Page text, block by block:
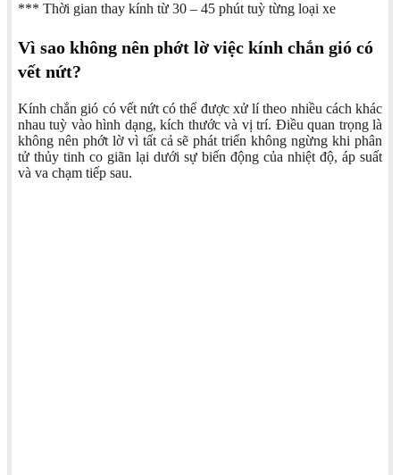
*** Thời gian thay kính từ 30 – 45 phút tuỳ từng loại xe
Vì sao không nên phớt lờ việc kính chắn gió có
vết nứt?
Kính chắn gió có vết nứt có thể được xử lí theo nhiều cách khác
nhau tuỳ vào hình dạng, kích thước và vị trí. Điều quan trọng là
không nên phớt lờ vì tất cả sẽ phát triển không ngừng khi phân
tử thủy tinh co giãn lại dưới sự biến động của nhiệt độ, áp suất
và va chạm tiếp sau.